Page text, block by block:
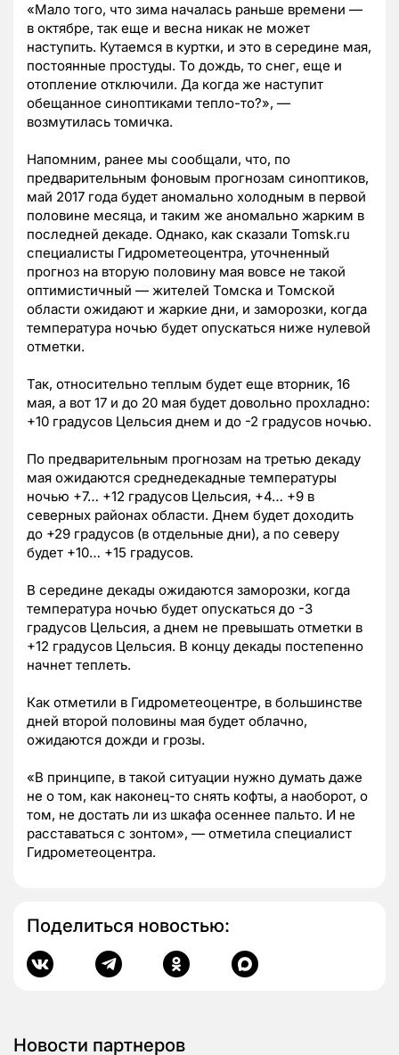
«Мало того, что зима началась раньше времени —
в октябре, так еще и весна никак не может
наступить. Кутаемся в куртки, и это в середине мая,
постоянные простуды. То дождь, то снег, еще и
отопление отключили. Да когда же наступит
обещанное синоптиками тепло-то?», —
возмутилась томичка.
Напомним, ранее мы сообщали, что, по
предварительным фоновым прогнозам синоптиков,
май 2017 года будет аномально холодным в первой
половине месяца, и таким же аномально жарким в
последней декаде. Однако, как сказали Tomsk.ru
специалисты Гидрометеоцентра, уточненный
прогноз на вторую половину мая вовсе не такой
оптимистичный — жителей Томска и Томской
области ожидают и жаркие дни, и заморозки, когда
температура ночью будет опускаться ниже нулевой
отметки.
Так, относительно теплым будет еще вторник, 16
мая, а вот 17 и до 20 мая будет довольно прохладно:
+10 градусов Цельсия днем и до -2 градусов ночью.
По предварительным прогнозам на третью декаду
мая ожидаются среднедекадные температуры
ночью +7… +12 градусов Цельсия, +4… +9 в
северных районах области. Днем будет доходить
до +29 градусов (в отдельные дни), а по северу
будет +10… +15 градусов.
В середине декады ожидаются заморозки, когда
температура ночью будет опускаться до -3
градусов Цельсия, а днем не превышать отметки в
+12 градусов Цельсия. В концу декады постепенно
начнет теплеть.
Как отметили в Гидрометеоцентре, в большинстве
дней второй половины мая будет облачно,
ожидаются дожди и грозы.
«В принципе, в такой ситуации нужно думать даже
не о том, как наконец-то снять кофты, а наоборот, о
том, не достать ли из шкафа осеннее пальто. И не
расставаться с зонтом», — отметила специалист
Гидрометеоцентра.
Поделиться новостью:
Новости партнеров